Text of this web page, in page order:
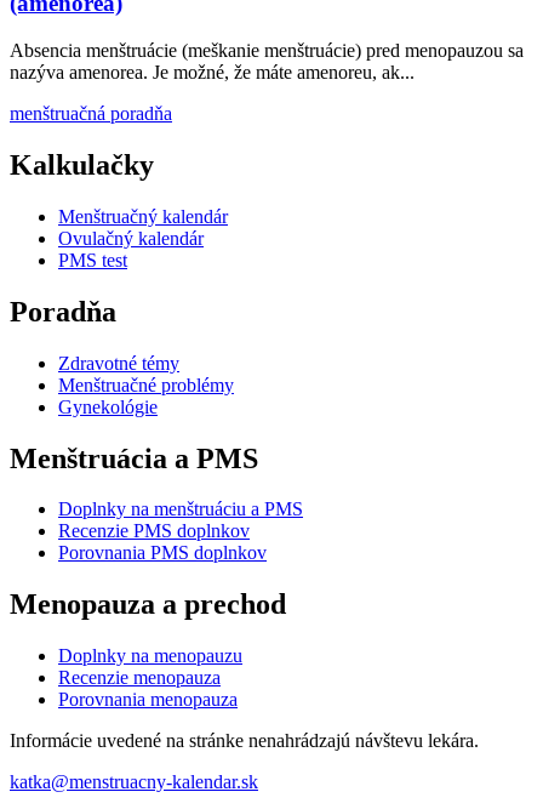
Absencia menštruácie (meškanie menštruácie) pred menopauzou sa
nazýva amenorea. Je možné, že máte amenoreu, ak...
menštruačná poradňa
Kalkulačky
Menštruačný kalendár
Ovulačný kalendár
PMS test
Poradňa
Zdravotné témy
Menštruačné problémy
Gynekológie
Menštruácia a PMS
Doplnky na menštruáciu a PMS
Recenzie PMS doplnkov
Porovnania PMS doplnkov
Menopauza a prechod
Doplnky na menopauzu
Recenzie menopauza
Porovnania menopauza
Informácie uvedené na stránke nenahrádzajú návštevu lekára.
katka@menstruacny-kalendar.sk